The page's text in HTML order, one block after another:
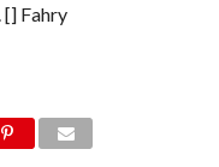
[] Fahry